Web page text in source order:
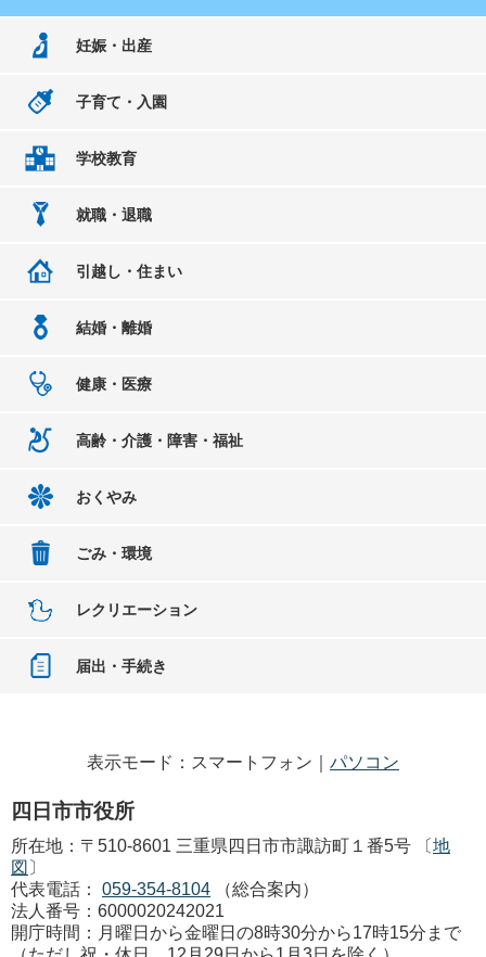
妊娠・出産
子育て・入園
学校教育
就職・退職
引越し・住まい
結婚・離婚
健康・医療
高齢・介護・障害・福祉
おくやみ
ごみ・環境
レクリエーション
届出・手続き
表示モード：スマートフォン｜ パソコン
四日市市役所
所在地：〒510-8601 三重県四日市市諏訪町１番5号 〔地
図 〕
代表電話：
059-354-8104
（総合案内）
法人番号：6000020242021
開庁時間：月曜日から金曜日の8時30分から17時15分まで